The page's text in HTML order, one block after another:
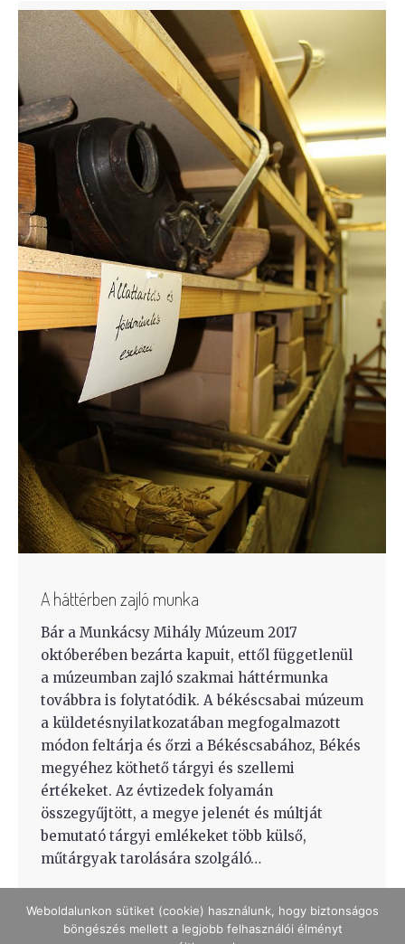
A háttérben zajló munka
Bár a Munkácsy Mihály Múzeum 2017
októberében bezárta kapuit, ettől függetlenül
a múzeumban zajló szakmai háttérmunka
továbbra is folytatódik. A békéscsabai múzeum
a küldetésnyilatkozatában megfogalmazott
módon feltárja és őrzi a Békéscsabához, Békés
megyéhez köthető tárgyi és szellemi
értékeket. Az évtizedek folyamán
összegyűjtött, a megye jelenét és múltját
bemutató tárgyi emlékeket több külső,
műtárgyak tarolására szolgáló…
Weboldalunkon sütiket (cookie) használunk, hogy biztonságos
böngészés mellett a legjobb felhasználói élményt